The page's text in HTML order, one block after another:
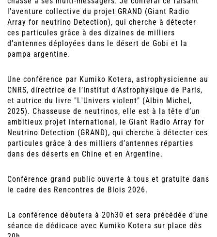
l’aventure collective du projet GRAND (Giant Radio
Array for neutrino Detection), qui cherche à détecter
ces particules grâce à des dizaines de milliers
d’antennes déployées dans le désert de Gobi et la
pampa argentine.
Une conférence par Kumiko Kotera, astrophysicienne au
CNRS, directrice de l’Institut d’Astrophysique de Paris,
et autrice du livre "L'Univers violent" (Albin Michel,
2025). Chasseuse de neutrinos, elle est à la tête d’un
ambitieux projet international, le Giant Radio Array for
Neutrino Detection (GRAND), qui cherche à détecter ces
particules grâce à des milliers d’antennes réparties
dans des déserts en Chine et en Argentine.
Conférence grand public ouverte à tous et gratuite dans
le cadre des Rencontres de Blois 2026.
La conférence débutera à 20h30 et sera précédée d’une
séance de dédicace avec Kumiko Kotera sur place dès